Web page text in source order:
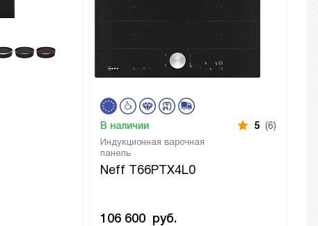
Индукционная варочная
панель
Neff T66PTX4L0
В наличии 5 (6)
106 600 руб.